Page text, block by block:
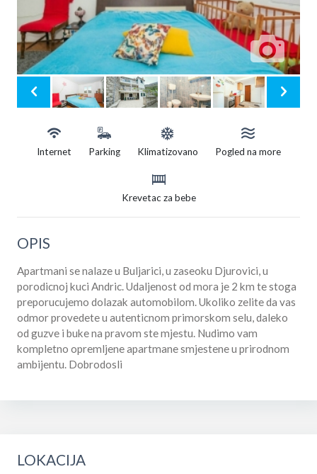
Internet Parking Klimatizovano Pogled na more
Krevetac za bebe
OPIS
Apartmani se nalaze u Buljarici, u zaseoku Djurovici, u
porodicnoj kuci Andric. Udaljenost od mora je 2 km te stoga
preporucujemo dolazak automobilom. Ukoliko zelite da vas
odmor provedete u autenticnom primorskom selu, daleko
od guzve i buke na pravom ste mjestu. Nudimo vam
kompletno opremljene apartmane smjestene u prirodnom
ambijentu. Dobrodosli
LOKACIJA